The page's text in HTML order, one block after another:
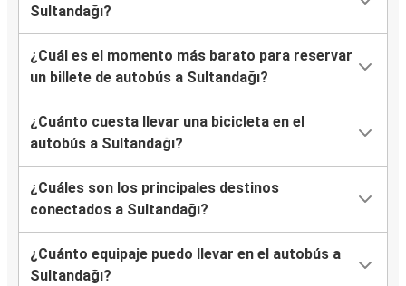
Sultandağı?
¿Cuál es el momento más barato para reservar
un billete de autobús a Sultandağı?
¿Cuánto cuesta llevar una bicicleta en el
autobús a Sultandağı?
¿Cuáles son los principales destinos
conectados a Sultandağı?
¿Cuánto equipaje puedo llevar en el autobús a
Sultandağı?